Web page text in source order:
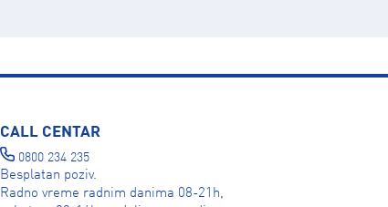
CALL CENTAR
0800 234 235
Besplatan poziv.
Radno vreme radnim danima 08-21h,